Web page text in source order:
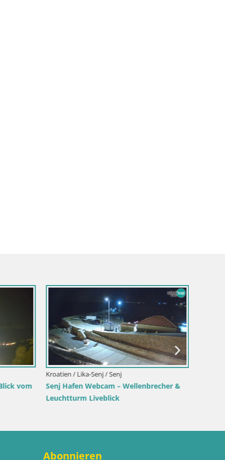
vom
Kroatien / Lika-Senj / Senj
Senj Hafen Webcam – Wellenbrecher &
Leuchtturm Liveblick
Abonnieren